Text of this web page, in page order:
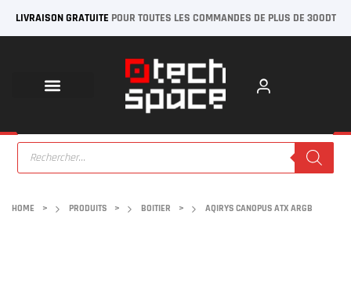
LIVRAISON GRATUITE POUR TOUTES LES COMMANDES DE PLUS DE 300DT
HOME > PRODUITS > BOITIER > AQIRYS CANOPUS ATX ARGB